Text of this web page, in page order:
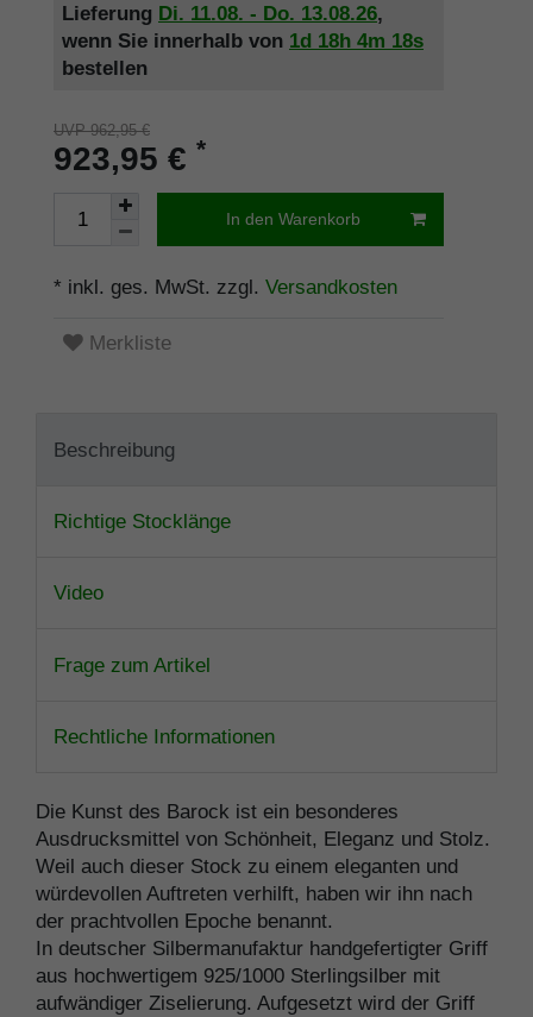
Lieferung Di. 11.08. - Do. 13.08.26,
wenn Sie innerhalb von 1d 18h 4m 18s
bestellen
UVP 962,95 €
923,95 € *
In den Warenkorb
* inkl. ges. MwSt. zzgl. Versandkosten
Merkliste
Beschreibung
Richtige Stocklänge
Video
Frage zum Artikel
Rechtliche Informationen
Die Kunst des Barock ist ein besonderes
Ausdrucksmittel von Schönheit, Eleganz und Stolz.
Weil auch dieser Stock zu einem eleganten und
würdevollen Auftreten verhilft, haben wir ihn nach
der prachtvollen Epoche benannt.
In deutscher Silbermanufaktur handgefertigter Griff
aus hochwertigem 925/1000 Sterlingsilber mit
aufwändiger Ziselierung. Aufgesetzt wird der Griff